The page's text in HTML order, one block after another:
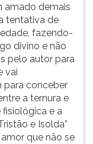
amado demais
tentativa de
fazendo-
divino e não
pelo autor para
vai
para conceber
a ternura e
fisiológica e a
e Isolda”
que não se